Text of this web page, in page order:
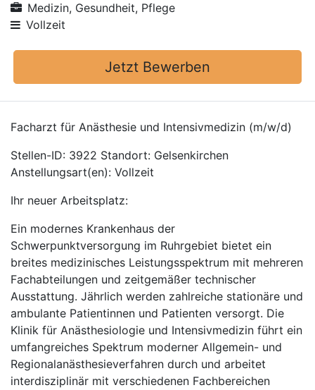
Medizin, Gesundheit, Pflege
Vollzeit
Jetzt Bewerben
Facharzt für Anästhesie und Intensivmedizin (m/w/d)
Stellen-ID: 3922 Standort: Gelsenkirchen
Anstellungsart(en): Vollzeit
Ihr neuer Arbeitsplatz:
Ein modernes Krankenhaus der
Schwerpunktversorgung im Ruhrgebiet bietet ein
breites medizinisches Leistungsspektrum mit mehreren
Fachabteilungen und zeitgemäßer technischer
Ausstattung. Jährlich werden zahlreiche stationäre und
ambulante Patientinnen und Patienten versorgt. Die
Klinik für Anästhesiologie und Intensivmedizin führt ein
umfangreiches Spektrum moderner Allgemein- und
Regionalanästhesieverfahren durch und arbeitet
interdisziplinär mit verschiedenen Fachbereichen